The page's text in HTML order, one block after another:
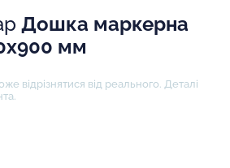
Дошка маркерна
мм
відрізнятися від реального. Деталі